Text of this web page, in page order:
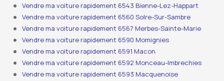
Vendre ma voiture rapidement 6543 Bienne-Lez-Happart
Vendre ma voiture rapidement 6560 Solre-Sur-Sambre
Vendre ma voiture rapidement 6567 Merbes-Sainte-Marie
Vendre ma voiture rapidement 6590 Momignies
Vendre ma voiture rapidement 6591 Macon
Vendre ma voiture rapidement 6592 Monceau-Imbrechies
Vendre ma voiture rapidement 6593 Macquenoise